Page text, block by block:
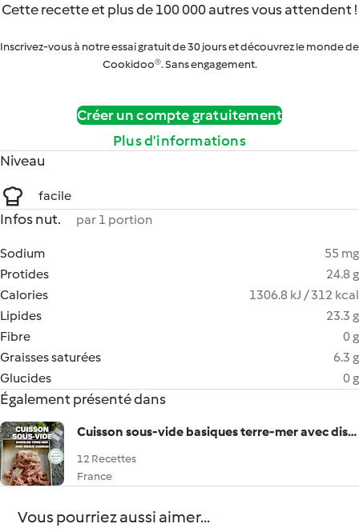
Cette recette et plus de 100 000 autres vous attendent !
Inscrivez-vous à notre essai gratuit de 30 jours et découvrez le monde de
Cookidoo®. Sans engagement.
Créer un compte gratuitement
Plus d’informations
Niveau
facile
Infos nut. par 1 portion
Sodium
55 mg
Protides
24.8 g
Calories
1306.8 kJ / 312 kcal
Lipides
23.3 g
Fibre
0 g
Graisses saturées
6.3 g
Glucides
0 g
Également présenté dans
Cuisson sous-vide basiques terre-mer avec disque cuisson
12 Recettes
France
Vous pourriez aussi aimer...